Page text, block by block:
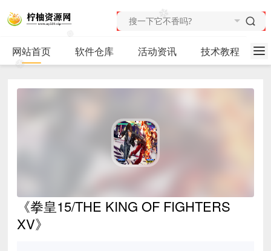
网站首页 软件仓库 活动资讯 技术教程
《拳皇15/THE KING OF FIGHTERS
XV》